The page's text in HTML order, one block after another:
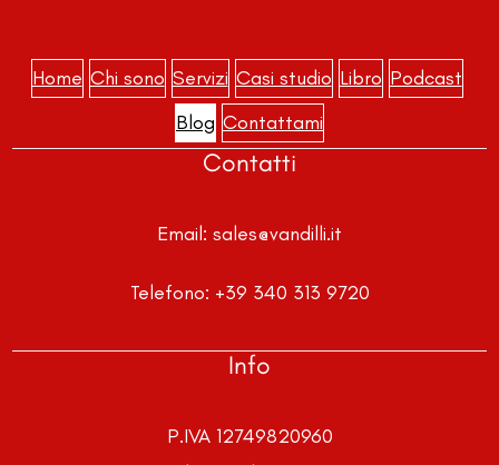
Home Chi sono Servizi Casi studio Libro Podcast
Blog Contattami
Contatti
Email: sales@vandilli.it
Telefono: +39 340 313 9720
Info
P.IVA 12749820960